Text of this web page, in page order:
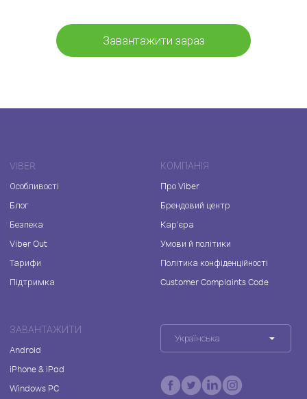
Завантажити зараз
VIBER
Особливості
Блог
Безпека
Viber Out
Тарифи
Підтримка
КОМПАНІЯ
Про Viber
Брендовий центр
Кар'єра
Умови й політики
Політика конфіденційності
Customer Complaints Code
ЗАВАНТАЖИТИ
Android
iPhone & iPad
Windows PC
Українська